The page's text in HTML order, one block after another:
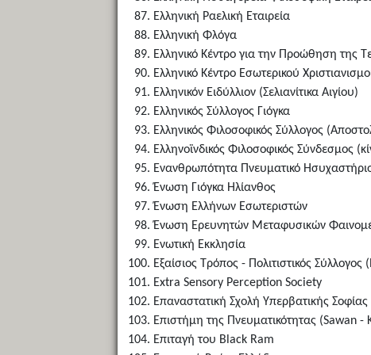
Ελληνική Ραελική Εταιρεία
Ελληνική Φλόγα
Ελληνικό Κέντρο για την Προώθηση της
Ελληνικό Κέντρο Εσωτερικού
Ελληνικόν Ειδύλλιον (Σελιανίτικα Αιγίου)
Ελληνικός Σύλλογος Γιόγκα
Ελληνικός Φιλοσοφικός Σύλλογος
Ελληνοϊνδικός Φιλοσοφικός Σύνδεσμος
Ενανθρωπότητα Πνευματικό
Ένωση Γιόγκα Ηλίανθος
Ένωση Ελλήνων Εσωτεριστών
Ένωση Ερευνητών Μεταφυσικών
Ενωτική Εκκλησία
Εξαίσιος Τρόπος - Πολιτιστικός
Extra Sensory Perception Society
Επαναστατική Σχολή Υπερβατικής Σοφίας
Επιστήμη της Πνευματικότητας (Sawan
Επιταγή του Black Ram